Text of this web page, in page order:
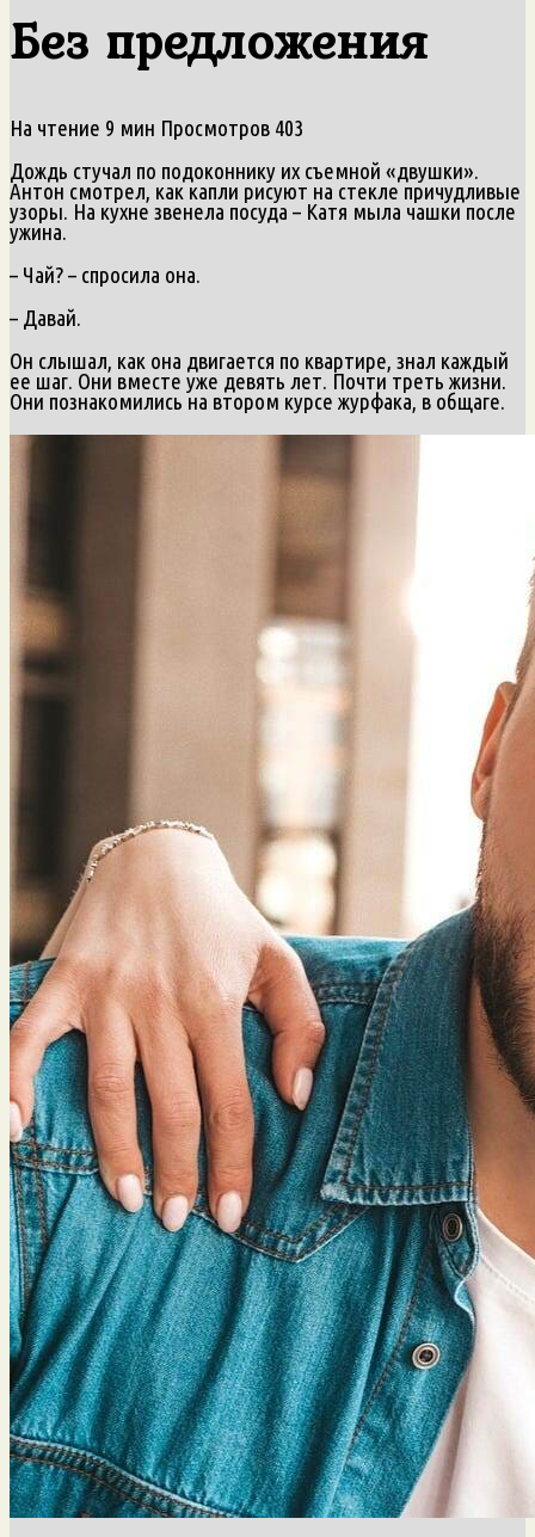
Без предложения
На чтение 9 мин Просмотров 403
Дождь стучал по подоконнику их съемной «двушки».
Антон смотрел, как капли рисуют на стекле причудливые
узоры. На кухне звенела посуда – Катя мыла чашки после
ужина.
– Чай? – спросила она.
– Давай.
Он слышал, как она двигается по квартире, знал каждый
ее шаг. Они вместе уже девять лет. Почти треть жизни.
Они познакомились на втором курсе журфака, в общаге.